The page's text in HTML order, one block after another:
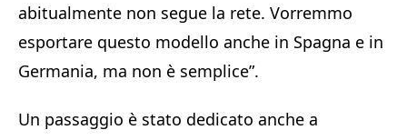
abitualmente non segue la rete. Vorremmo
esportare questo modello anche in Spagna e in
Germania, ma non è semplice”.
Un passaggio è stato dedicato anche a